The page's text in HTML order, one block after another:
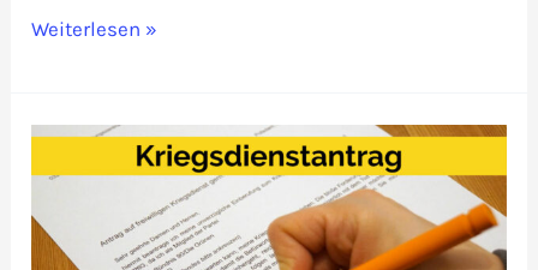
Panzer
Weiterlesen »